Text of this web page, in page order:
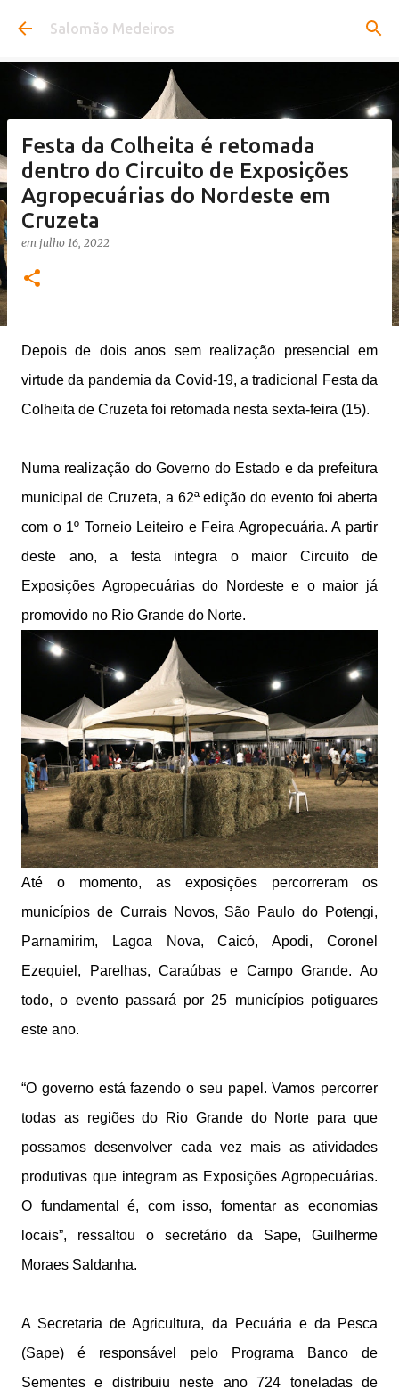
Pular para o conteúdo principal
Salomão Medeiros
Festa da Colheita é retomada
dentro do Circuito de Exposições
Agropecuárias do Nordeste em
Cruzeta
em julho 16, 2022
Depois de dois anos sem realização presencial em
virtude da pandemia da Covid-19, a tradicional Festa da
Colheita de Cruzeta foi retomada nesta sexta-feira (15).
Numa realização do Governo do Estado e da prefeitura
municipal de Cruzeta, a 62ª edição do evento foi aberta
com o 1º Torneio Leiteiro e Feira Agropecuária. A partir
deste ano, a festa integra o maior Circuito de
Exposições Agropecuárias do Nordeste e o maior já
promovido no Rio Grande do Norte.
Até o momento, as exposições percorreram os
municípios de Currais Novos, São Paulo do Potengi,
Parnamirim, Lagoa Nova, Caicó, Apodi, Coronel
Ezequiel, Parelhas, Caraúbas e Campo Grande. Ao
todo, o evento passará por 25 municípios potiguares
este ano.
“O governo está fazendo o seu papel. Vamos percorrer
todas as regiões do Rio Grande do Norte para que
possamos desenvolver cada vez mais as atividades
produtivas que integram as Exposições Agropecuárias.
O fundamental é, com isso, fomentar as economias
locais”, ressaltou o secretário da Sape, Guilherme
Moraes Saldanha.
A Secretaria de Agricultura, da Pecuária e da Pesca
(Sape) é responsável pelo Programa Banco de
Sementes e distribuiu neste ano 724 toneladas de